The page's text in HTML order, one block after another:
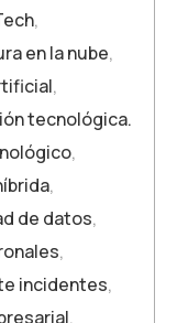
,
en la nube,
,
tecnológica.
,
,
de datos,
,
incidentes,
,